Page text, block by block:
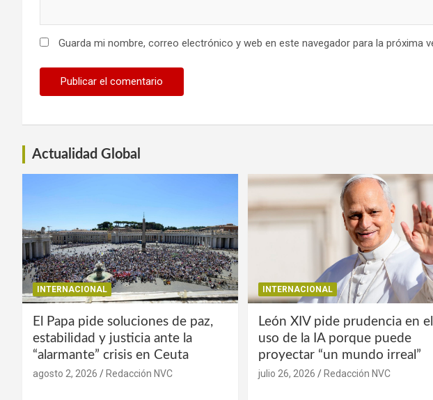
Guarda mi nombre, correo electrónico y web en este navegador para la próxima
Actualidad Global
INTERNACIONAL
El Papa pide soluciones de paz,
estabilidad y justicia ante la
“alarmante” crisis en Ceuta
agosto 2, 2026 Redacción NVC
INTERNACIONAL
León XIV pide prudencia en el
uso de la IA porque puede
proyectar “un mundo irreal”
julio 26, 2026 Redacción NVC